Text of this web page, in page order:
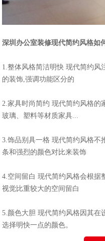
深圳办公室装修现代简约风格如何
1.整体风格简洁明快 现代简约风
的装饰,强调功能区分的
2.家具时尚简约 现代简约风格的家具
玻璃、塑料等材质家具...
3.饰品别具一格 现代简约风格不
条和强烈的颜色对比来装饰
4.空间留白 现代简约风格会根据
视觉比重较大的空间留白
5.颜色大胆 现代简约风格因其在
选择明快一点的颜色。